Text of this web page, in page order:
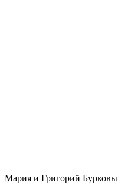
Мария и Григорий Бурковы